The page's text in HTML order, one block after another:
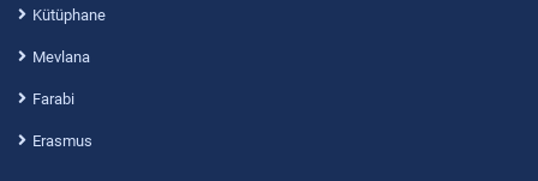
Kütüphane
Mevlana
Farabi
Erasmus